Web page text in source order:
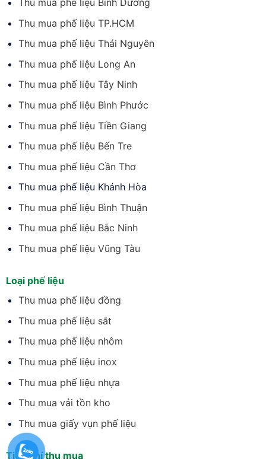
Thu mua phế liệu TP.HCM
Thu mua phế liệu Thái Nguyên
Thu mua phế liệu Long An
Thu mua phế liệu Tây Ninh
Thu mua phế liệu Bình Phước
Thu mua phế liệu Tiền Giang
Thu mua phế liệu Bến Tre
Thu mua phế liệu Cần Thơ
Thu mua phế liệu Khánh Hòa
Thu mua phế liệu Bình Thuận
Thu mua phế liệu Bắc Ninh
Thu mua phế liệu Vũng Tàu
Loại phế liệu
Thu mua phế liệu đồng
Thu mua phế liệu sắt
Thu mua phế liệu nhôm
Thu mua phế liệu inox
Thu mua phế liệu nhựa
Thu mua vải tồn kho
Thu mua giấy vụn phế liệu
Tiêu chí thu mua